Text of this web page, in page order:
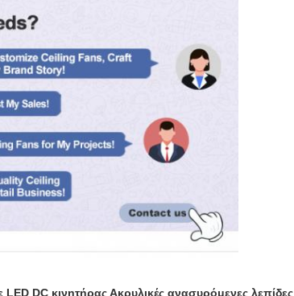
DC κινητήρας Ακρυλικές ανασυρόμενες λεπίδες